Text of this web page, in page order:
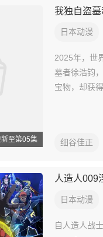
新至第05集
我独自盗墓
日本动漫
2025年，世
墓者徐浩钧
宝物，却获
细谷佳正
人造人009
日本动漫
自人造人